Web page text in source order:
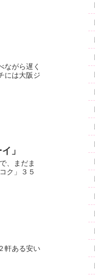
ながら遅く
には大阪ジ
」
、まだま
ク」３５
軒ある安い